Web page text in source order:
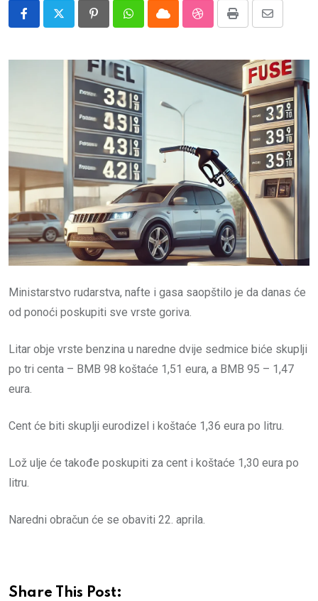
Impressum
PinterestWhatsappCloud StumbleUpon
Print
Share
Email
Ministarstvo rudarstva, nafte i gasa saopštilo je da danas će
od ponoći poskupiti sve vrste goriva.
Litar obje vrste benzina u naredne dvije sedmice biće skuplji
po tri centa – BMB 98 koštaće 1,51 eura, a BMB 95 – 1,47
eura.
Cent će biti skuplji eurodizel i koštaće 1,36 eura po litru.
Lož ulje će takođe poskupiti za cent i koštaće 1,30 eura po
litru.
Naredni obračun će se obaviti 22. aprila.
Share This Post: